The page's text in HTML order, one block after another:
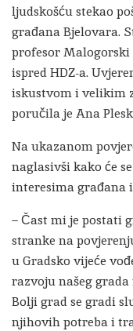
ljudskošću stekao
građana Bjelovara.
profesor
ispred HDZ-a.
iskustvom i velikim
poručila je Ana
Na ukazanom
naglasivši kako će
interesima građana
– Čast mi je postati
stranke na
u Gradsko vijeće
razvoju našeg
Bolji grad se gradi
njihovih potreba i